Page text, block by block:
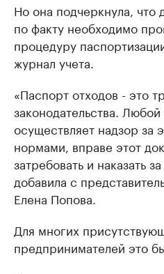
Но она подчеркнула, что
по факту необходимо
процедуру
журнал учета.
«Паспорт отходов - это
законодательства.
осуществляет надзор за
нормами, вправе этот
затребовать и наказать
добавила с
Елена Попова.
Для многих
предпринимателей это